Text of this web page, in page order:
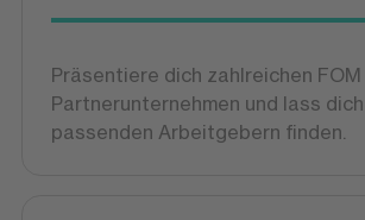
Präsentiere dich zahlreichen FOM
Partnerunternehmen und lass
passenden Arbeitgebern finden.